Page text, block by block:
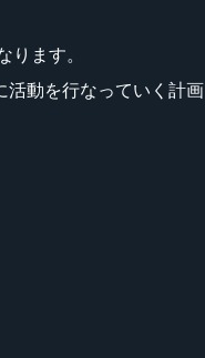
ります。
活動を行なっていく計